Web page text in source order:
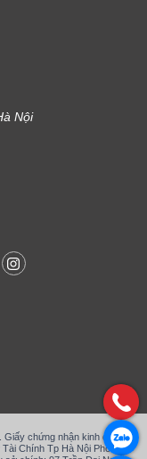
Nội
Giấy chứng nhận kinh doanh
Chính Tp Hà Nội Phòng